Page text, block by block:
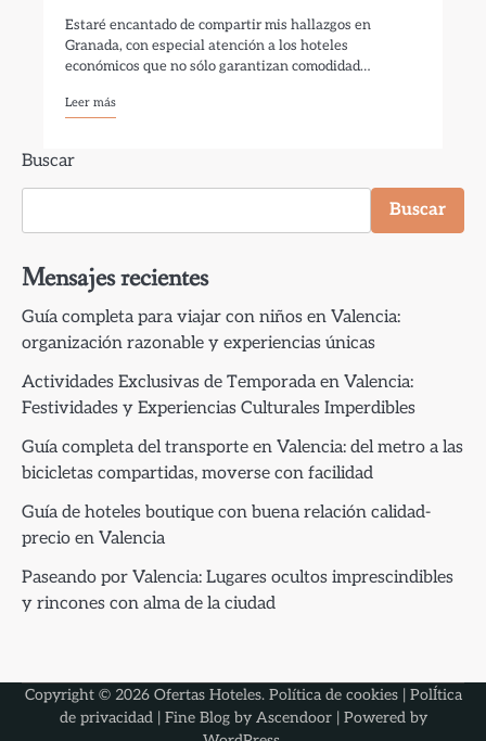
Estaré encantado de compartir mis hallazgos en
Granada, con especial atención a los hoteles
económicos que no sólo garantizan comodidad…
Leer más
Buscar
Buscar
Mensajes recientes
Guía completa para viajar con niños en Valencia:
organización razonable y experiencias únicas
Actividades Exclusivas de Temporada en Valencia:
Festividades y Experiencias Culturales Imperdibles
Guía completa del transporte en Valencia: del metro a las
bicicletas compartidas, moverse con facilidad
Guía de hoteles boutique con buena relación calidad-
precio en Valencia
Paseando por Valencia: Lugares ocultos imprescindibles
y rincones con alma de la ciudad
Copyright © 2026 Ofertas Hoteles. Política de cookies| PolÍtica
de privacidad| Fine Blog by Ascendoor| Powered by